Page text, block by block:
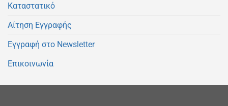
Καταστατικό
Αίτηση Εγγραφής
Εγγραφή στο Newsletter
Επικοινωνία